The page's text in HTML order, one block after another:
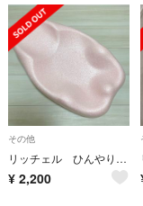
その他
リッチェル ひんやりしないおふろマット
¥ 2,200